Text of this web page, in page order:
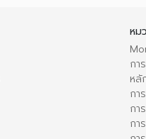
หม
กา
หลั
กา
กา
กา